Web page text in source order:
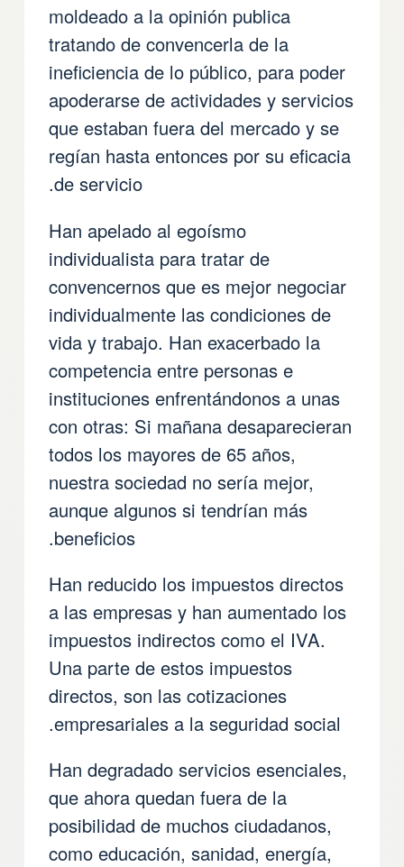
moldeado a la opinión publica
tratando de convencerla de la
ineficiencia de lo público, para poder
apoderarse de actividades y servicios
que estaban fuera del mercado y se
regían hasta entonces por su eficacia
de servicio.
Han apelado al egoísmo
individualista para tratar de
convencernos que es mejor negociar
individualmente las condiciones de
vida y trabajo. Han exacerbado la
competencia entre personas e
instituciones enfrentándonos a unas
con otras: Si mañana desaparecieran
todos los mayores de 65 años,
nuestra sociedad no sería mejor,
aunque algunos si tendrían más
beneficios.
Han reducido los impuestos directos
a las empresas y han aumentado los
impuestos indirectos como el IVA.
Una parte de estos impuestos
directos, son las cotizaciones
empresariales a la seguridad social.
Han degradado servicios esenciales,
que ahora quedan fuera de la
posibilidad de muchos ciudadanos,
como educación, sanidad, energía,